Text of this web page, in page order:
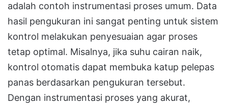
adalah contoh instrumentasi proses umum. Data
hasil pengukuran ini sangat penting untuk sistem
kontrol melakukan penyesuaian agar proses
tetap optimal. Misalnya, jika suhu cairan naik,
kontrol otomatis dapat membuka katup pelepas
panas berdasarkan pengukuran tersebut.
Dengan instrumentasi proses yang akurat,